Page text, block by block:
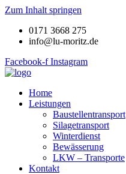
Zum Inhalt springen
0171 3668 275
info@lu-moritz.de
Facebook-f Instagram
Home
Leistungen
Baustellentransport
Silagetransport
Winterdienst
Bewässerung
LKW – Transporte
Kontakt